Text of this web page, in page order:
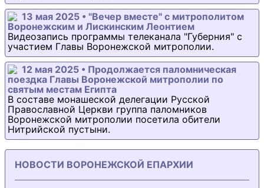
13 мая 2025 • "Вечер вместе" с митрополитом
Воронежским и Лискинским Леонтием
Видеозапись программы телеканала "Губерния" с
участием Главы Воронежской митрополии.
12 мая 2025 • Продолжается паломническая
поездка Главы Воронежской митрополии по
святым местам Египта
В составе монашеской делегации Русской
Православной Церкви группа паломников
Воронежской митрополии посетила обители
Нитрийской пустыни.
НОВОСТИ ВОРОНЕЖСКОЙ ЕПАРХИИ